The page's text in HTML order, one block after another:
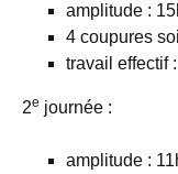
amplitude :
4 coupures
travail effectif
2e journée :
amplitude :